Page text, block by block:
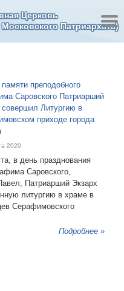
Церковь
Патриархата)
преподобного
Саровского Патриарший
совершил Литургию в
приходе города
2020
в день празднования
Саровского,
Патриарший Экзарх
литургию в храме в
Серафимовского
Подробнее »